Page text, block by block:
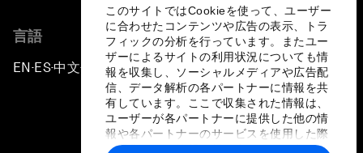
このサイトではCookieを使って、ユーザー
に合わせたコンテンツや広告の表示、トラ
フィックの分析を行っています。またユー
ザーによるサイトの利用状況についても情
報を収集し、ソーシャルメディアや広告配
信、データ解析の各パートナーに情報を共
有しています。ここで収集された情報は、
ユーザーが各パートナーに提供した他の情
報や各パートナーのサービスを使用した際
に収集された情報と組み合わされ、各パー
言語
EN ▪ES▪中文▪ 日本語